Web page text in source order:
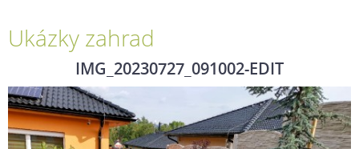
Ukázky zahrad
IMG_20230727_091002-EDIT